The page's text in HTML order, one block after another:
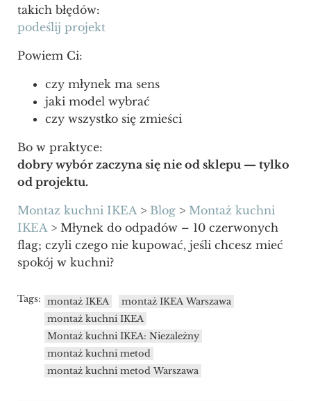
takich błędów:
podeślij projekt
Powiem Ci:
czy młynek ma sens
jaki model wybrać
czy wszystko się zmieści
Bo w praktyce:
dobry wybór zaczyna się nie od sklepu — tylko
od projektu.
Montaz kuchni IKEA > Blog > Montaż kuchni
IKEA > Młynek do odpadów – 10 czerwonych
flag; czyli czego nie kupować, jeśli chcesz mieć
spokój w kuchni?
Tags: montaż IKEA
montaż IKEA Warszawa
montaż kuchni IKEA
Montaż kuchni IKEA: Niezależny
montaż kuchni metod
montaż kuchni metod Warszawa